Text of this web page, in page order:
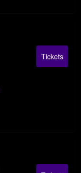
Tickets